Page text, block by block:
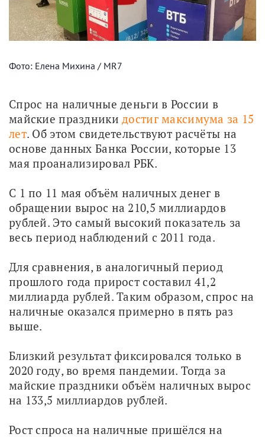
Фото: Елена Михина / MR7
Спрос на наличные деньги в России в
майские праздники достиг максимума за 15
лет. Об этом свидетельствуют расчёты на
основе данных Банка России, которые 13
мая проанализировал РБК.
С 1 по 11 мая объём наличных денег в
обращении вырос на 210,5 миллиардов
рублей. Это самый высокий показатель за
весь период наблюдений с 2011 года.
Для сравнения, в аналогичный период
прошлого года прирост составил 41,2
миллиарда рублей. Таким образом, спрос на
наличные оказался примерно в пять раз
выше.
Близкий результат фиксировался только в
2020 году, во время пандемии. Тогда за
майские праздники объём наличных вырос
на 133,5 миллиардов рублей.
Рост спроса на наличные пришёлся на